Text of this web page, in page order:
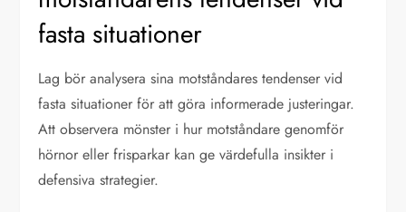
fasta situationer
Lag bör analysera sina motståndares tendenser vid
fasta situationer för att göra informerade justeringar.
Att observera mönster i hur motståndare genomför
hörnor eller frisparkar kan ge värdefulla insikter i
defensiva strategier.